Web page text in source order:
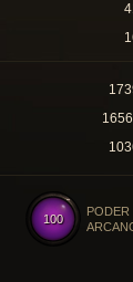
100
PODER